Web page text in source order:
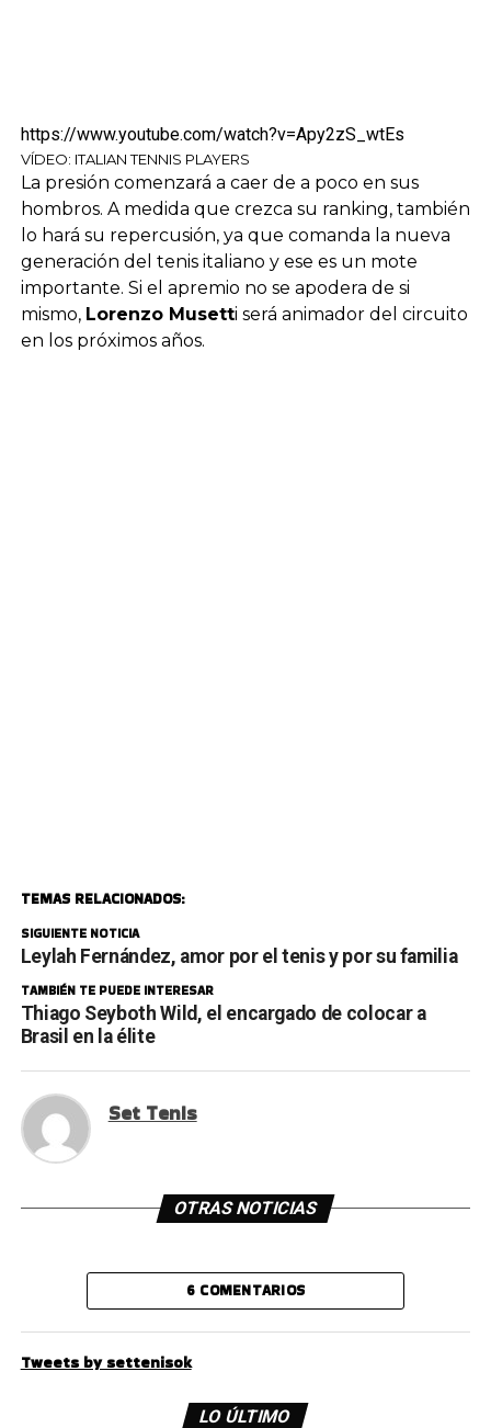
https://www.youtube.com/watch?v=Apy2zS_wtEs
VÍDEO: ITALIAN TENNIS PLAYERS
La presión comenzará a caer de a poco en sus
hombros. A medida que crezca su ranking, también
lo hará su repercusión, ya que comanda la nueva
generación del tenis italiano y ese es un mote
importante. Si el apremio no se apodera de si
mismo, Lorenzo Musetti será animador del circuito
en los próximos años.
TEMAS RELACIONADOS:
SIGUIENTE NOTICIA
Leylah Fernández, amor por el tenis y por su familia
TAMBIÉN TE PUEDE INTERESAR
Thiago Seyboth Wild, el encargado de colocar a
Brasil en la élite
Set Tenis
OTRAS NOTICIAS
6 COMENTARIOS
Tweets by settenisok
LO ÚLTIMO